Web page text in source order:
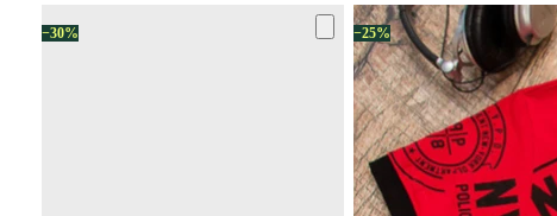
−30% −25%